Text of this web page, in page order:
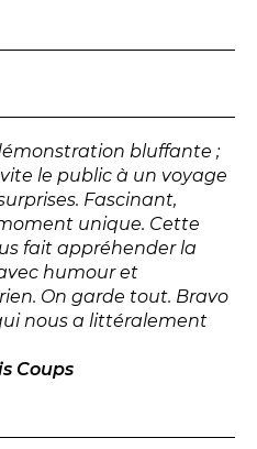
bluffante ;
le public à un voyage
Fascinant,
unique. Cette
fait appréhender la
humour et
On garde tout. Bravo
nous a littéralement
Coups